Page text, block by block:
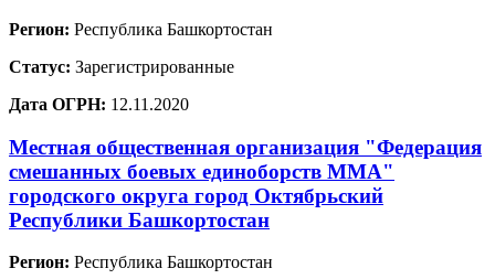
Регион: Республика Башкортостан
Статус: Зарегистрированные
Дата ОГРН: 12.11.2020
Местная общественная организация "Федерация
смешанных боевых единоборств ММА"
городского округа город Октябрьский
Республики Башкортостан
Регион: Республика Башкортостан